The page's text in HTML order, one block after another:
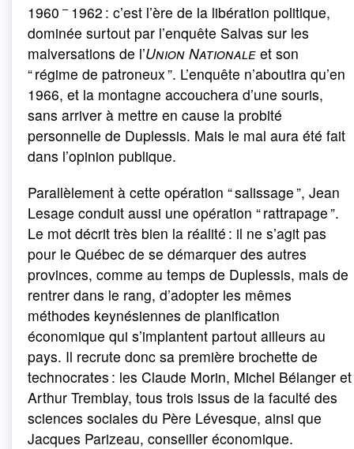
1960 – 1962 : c’est l’ère de la libération politique,
dominée surtout par l’enquête Salvas sur les
malversations de l’Union Nationale et son
“ régime de patroneux ”. L’enquête n’aboutira qu’en
1966, et la montagne accouchera d’une souris,
sans arriver à mettre en cause la probité
personnelle de Duplessis. Mais le mal aura été fait
dans l’opinion publique.
Parallèlement à cette opération “ salissage ”, Jean
Lesage conduit aussi une opération “ rattrapage ”.
Le mot décrit très bien la réalité : il ne s’agit pas
pour le Québec de se démarquer des autres
provinces, comme au temps de Duplessis, mais de
rentrer dans le rang, d’adopter les mêmes
méthodes keynésiennes de planification
économique qui s’implantent partout ailleurs au
pays. Il recrute donc sa première brochette de
technocrates : les Claude Morin, Michel Bélanger et
Arthur Tremblay, tous trois issus de la faculté des
sciences sociales du Père Lévesque, ainsi que
Jacques Parizeau, conseiller économique.